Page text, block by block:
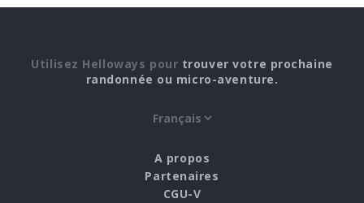
Utilisez Helloways pour trouver votre prochaine
randonnée ou micro-aventure.
A propos
Partenaires
CGU-V